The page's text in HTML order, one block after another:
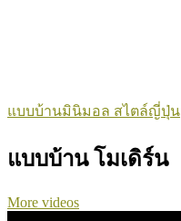
แบบบ้านมินิมอล สไตล์ญี่ปุ่น
แบบบ้าน โมเดิร์น
More videos